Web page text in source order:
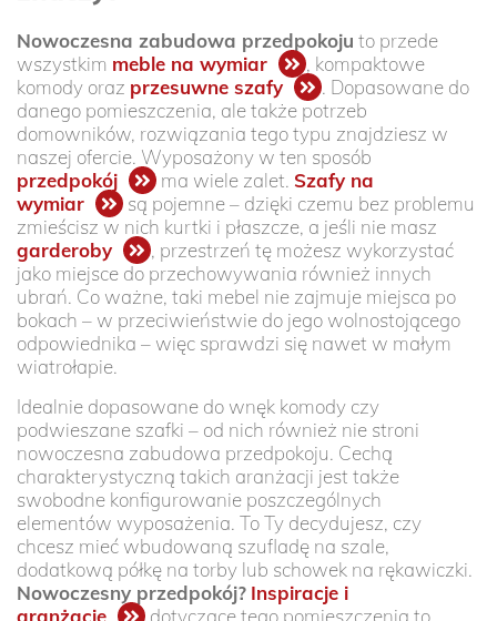
Nowoczesna zabudowa przedpokoju to przede
wszystkim meble na wymiar
, kompaktowe
komody oraz przesuwne szafy
. Dopasowane do
danego pomieszczenia, ale także potrzeb
domowników, rozwiązania tego typu znajdziesz w
naszej ofercie. Wyposażony w ten sposób
przedpokój
ma wiele zalet. Szafy na
wymiar
są pojemne – dzięki czemu bez problemu
zmieścisz w nich kurtki i płaszcze, a jeśli nie masz
garderoby
, przestrzeń tę możesz wykorzystać
jako miejsce do przechowywania również innych
ubrań. Co ważne, taki mebel nie zajmuje miejsca po
bokach – w przeciwieństwie do jego wolnostojącego
odpowiednika – więc sprawdzi się nawet w małym
wiatrołapie.
Idealnie dopasowane do wnęk komody czy
podwieszane szafki – od nich również nie stroni
nowoczesna zabudowa przedpokoju. Cechą
charakterystyczną takich aranżacji jest także
swobodne konfigurowanie poszczególnych
elementów wyposażenia. To Ty decydujesz, czy
chcesz mieć wbudowaną szufladę na szale,
dodatkową półkę na torby lub schowek na rękawiczki.
Nowoczesny przedpokój? Inspiracje i
aranżacje
dotyczące tego pomieszczenia to